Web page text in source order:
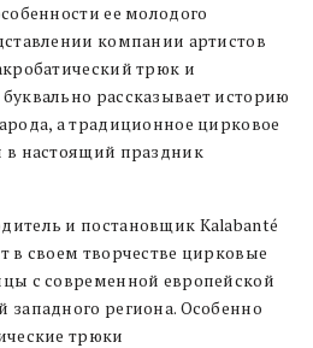
ее молодого
компании артистов
трюк и
рассказывает историю
а традиционное цирковое
в настоящий праздник
и постановщик Kalabanté
в своем творчестве цирковые
с современной европейской
региона. Особенно
трюки